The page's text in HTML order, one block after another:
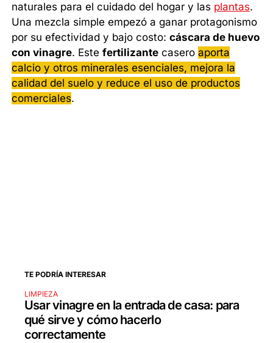
naturales para el cuidado del hogar y las plantas.
Una mezcla simple empezó a ganar protagonismo
por su efectividad y bajo costo:cáscara de huevo
con vinagre. Estefertilizante caseroaporta
calcio y otros minerales esenciales, mejora la
calidad del suelo y reduce el uso de productos
comerciales.
TE PODRÍA INTERESAR
LIMPIEZA
Usar vinagre en la entrada de casa: para
qué sirve y cómo hacerlo
correctamente